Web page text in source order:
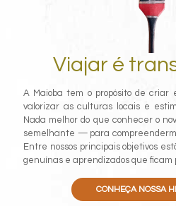
Viajar é
A Maioba tem o propósito de criar
valorizar as culturas locais e
Nada melhor do que conhecer o
semelhante — para
Entre nossos principais objetivos
genuínas e aprendizados que ficam
CONHEÇA NOSSA